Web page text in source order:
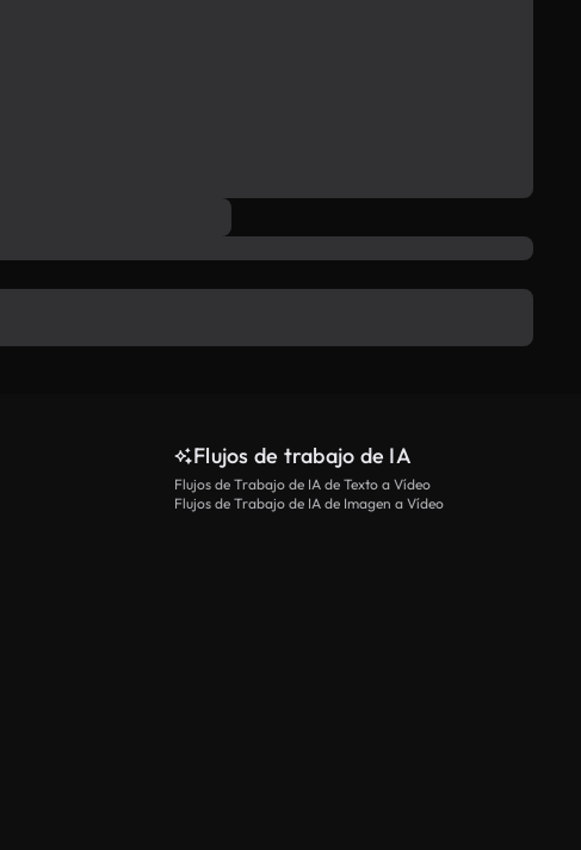
Flujos de trabajo de IA
Flujos de Trabajo de IA de Texto a Vídeo
Flujos de Trabajo de IA de Imagen a Vídeo